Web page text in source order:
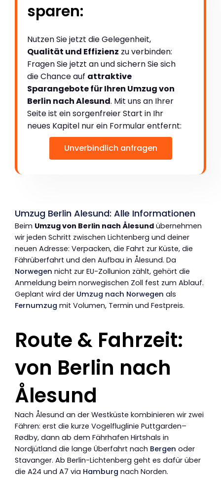
sparen:
Nutzen Sie jetzt die Gelegenheit,
Qualität und Effizienz zu verbinden:
Fragen Sie jetzt an und sichern Sie sich
die Chance auf attraktive
Sparangebote für Ihren Umzug von
Berlin nach Alesund. Mit uns an Ihrer
Seite ist ein sorgenfreier Start in Ihr
neues Kapitel nur ein Formular entfernt:
Unverbindlich anfragen
Umzug Berlin Alesund: Alle Informationen
Beim Umzug von Berlin nach Ålesund übernehmen
wir jeden Schritt zwischen Lichtenberg und deiner
neuen Adresse: Verpacken, die Fahrt zur Küste, die
Fährüberfahrt und den Aufbau in Ålesund. Da
Norwegen nicht zur EU-Zollunion zählt, gehört die
Anmeldung beim norwegischen Zoll fest zum Ablauf.
Geplant wird der Umzug nach Norwegen als
Fernumzug mit Volumen, Termin und Festpreis.
Route & Fahrzeit:
von Berlin nach
Ålesund
Nach Ålesund an der Westküste kombinieren wir zwei
Fähren: erst die kurze Vogelfluglinie Puttgarden–
Rødby, dann ab dem Fährhafen Hirtshals in
Nordjütland die lange Überfahrt nach Bergen oder
Stavanger. Ab Berlin-Lichtenberg geht es dafür über
die A24 und A7 via Hamburg nach Norden.